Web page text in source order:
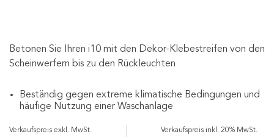
Betonen Sie Ihren i10 mit den Dekor-Klebestreifen von den
Scheinwerfern bis zu den Rückleuchten
Beständig gegen extreme klimatische Bedingungen und
häufige Nutzung einer Waschanlage
Verkaufspreis exkl. MwSt. Verkaufspreis inkl. 20% MwSt.